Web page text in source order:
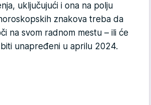
uključujući i ona na polju
znakova treba da
na svom radnom mestu – ili će
unapređeni u aprilu 2024.